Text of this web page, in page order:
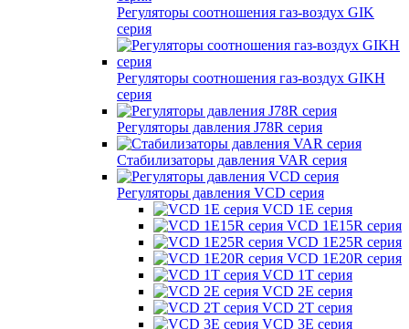
Регуляторы соотношения газ-воздух GIK
серия
Регуляторы соотношения газ-воздух GIKH
серия
Регуляторы давления J78R серия
Стабилизаторы давления VAR серия
Регуляторы давления VCD серия
VCD 1E серия
VCD 1E15R серия
VCD 1E25R серия
VCD 1E20R серия
VCD 1T серия
VCD 2E серия
VCD 2T серия
VCD 3E серия